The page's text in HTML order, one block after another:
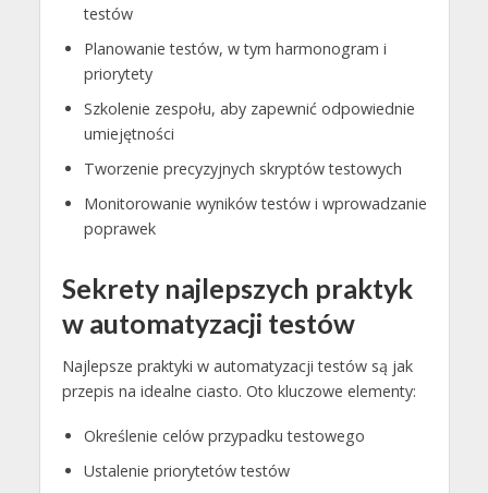
testów
Planowanie testów, w tym harmonogram i
priorytety
Szkolenie zespołu, aby zapewnić odpowiednie
umiejętności
Tworzenie precyzyjnych skryptów testowych
Monitorowanie wyników testów i wprowadzanie
poprawek
Sekrety najlepszych praktyk
w automatyzacji testów
Najlepsze praktyki w automatyzacji testów są jak
przepis na idealne ciasto. Oto kluczowe elementy:
Określenie celów przypadku testowego
Ustalenie priorytetów testów